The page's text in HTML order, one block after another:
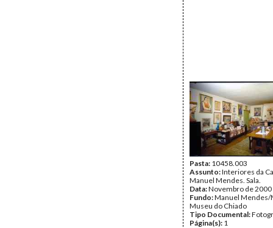
Pasta: 10458.003
Assunto:Interiores da
Manuel Mendes. Sala.
Data:Novembro de 2000
Fundo:Manuel Mendes/
Museu do Chiado
Tipo Documental:
Página(s): 1